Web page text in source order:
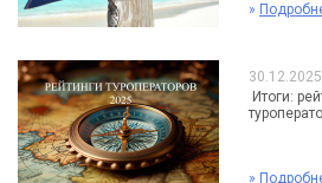
»
Итоги:
»